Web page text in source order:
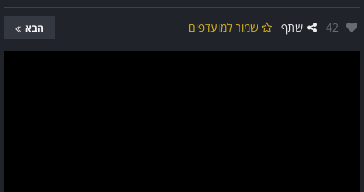
אהבו:
42 שתף שמור למועדפים הבא